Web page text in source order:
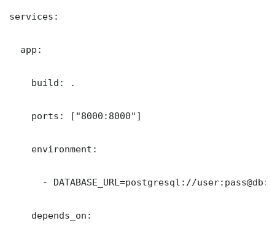
services:
  app:
    build: .
    ports: ["8000:8000"]
    environment:
- DATABASE_URL=postgresql://
    depends_on: